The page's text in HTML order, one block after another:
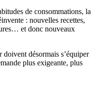
de consommations, la
: nouvelles recettes,
et donc nouveaux
désormais s’équiper
plus exigeante, plus